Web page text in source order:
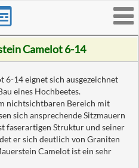
Camelot 6-14
14 eignet sich ausgezeichnet
eines Hochbeetes.
nichtsichtbaren Bereich mit
sich ansprechende Sitzmauern
faserartigen Struktur und seiner
er sich deutlich von Graniten
Camelot ist ein sehr